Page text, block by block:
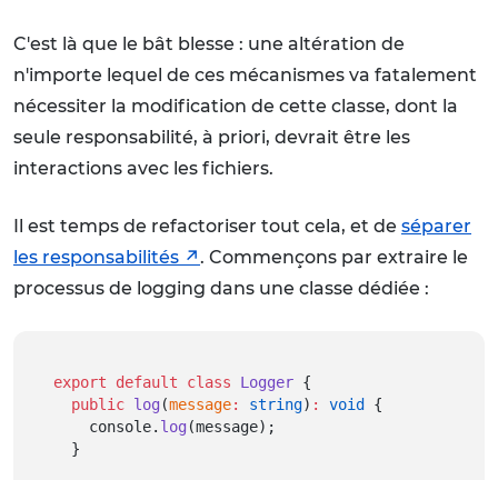
C'est là que le bât blesse : une altération de
n'importe lequel de ces mécanismes va fatalement
nécessiter la modification de cette classe, dont la
seule responsabilité, à priori, devrait être les
interactions avec les fichiers.
Il est temps de refactoriser tout cela, et de séparer
les responsabilités
. Commençons par extraire le
processus de logging dans une classe dédiée :
export default class Logger {
public log (message: string) : void
{
    console.
log (message);
  }